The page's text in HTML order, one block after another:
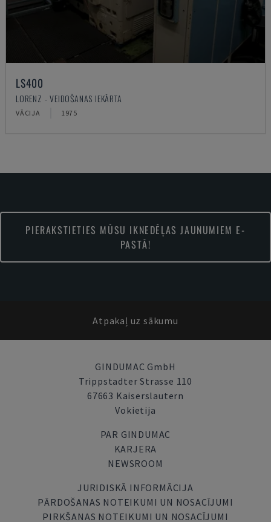
LS400
LORENZ - VEIDOŠANAS IEKĀRTA
VĀCIJA 1975
PIERAKSTIETIES MŪSU IKNEDĒĻAS JAUNUMIEM E-
PASTĀ!
Atpakaļ uz sākumu
GINDUMAC GmbH
Trippstadter Strasse 110
67663 Kaiserslautern
Vokietija
PAR GINDUMAC
KARJERA
NEWSROOM
JURIDISKĀ INFORMĀCIJA
PĀRDOŠANAS NOTEIKUMI UN NOSACĪJUMI
PIRKŠANAS NOTEIKUMI UN NOSACĪJUMI